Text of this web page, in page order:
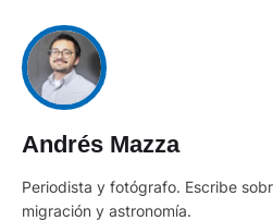
Andrés Mazza
Periodista y fotógrafo. Escribe
migración y astronomía.